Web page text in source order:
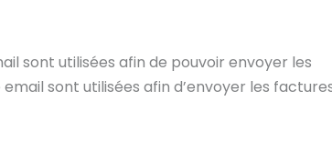
sont utilisées afin de pouvoir envoyer les
sont utilisées afin d’envoyer les